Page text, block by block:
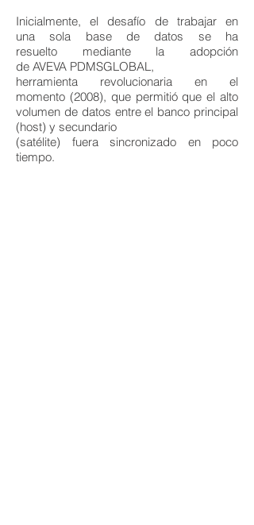
Inicialmente, el desafío de trabajar en
una sola base de datos se ha
resuelto mediante la adopción
de AVEVA PDMSGLOBAL,
herramienta revolucionaria en el
momento (2008), que permitió que el alto
volumen de datos entre el banco principal
(host) y secundario
(satélite) fuera sincronizado en poco
tiempo.